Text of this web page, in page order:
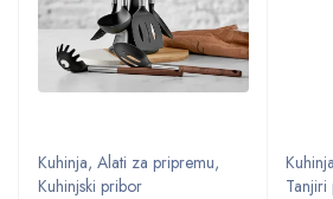
Kuhinja, Alati za pripremu,
Kuhinjski pribor
Kuhinja